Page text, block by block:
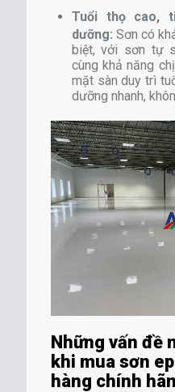
Tuổi thọ cao,
dưỡng: Sơn có
biệt, với sơn tự
cùng khả năng
mặt sàn duy trì
dưỡng nhanh,
Những vấn đề
khi mua sơn
hàng chính